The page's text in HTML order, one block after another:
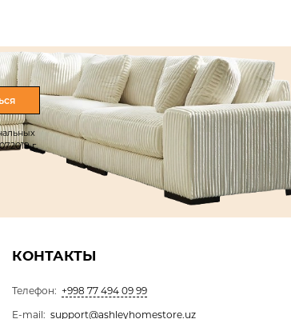
г.
КОНТАКТЫ
Телефон: +998 77 494 09 99
E-mail: support@ashleyhomestore.uz